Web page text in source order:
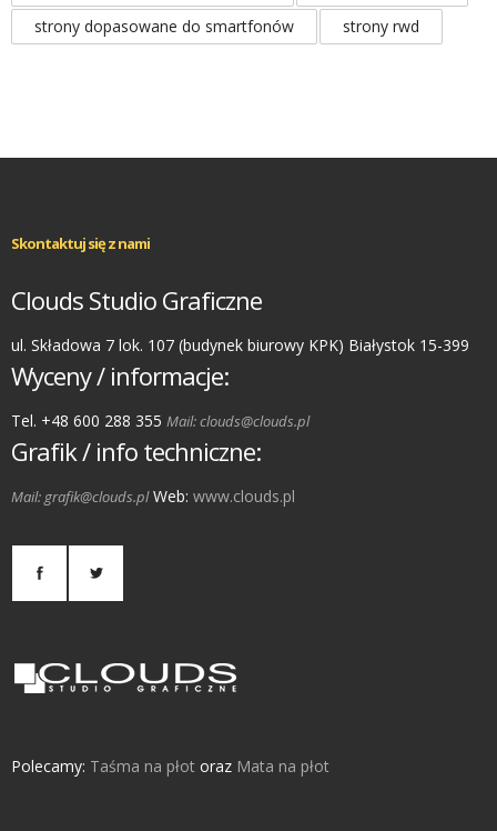
strony dopasowane do smartfonów strony rwd
Skontaktuj się z nami
Clouds Studio Graficzne
ul. Składowa 7 lok. 107 (budynek biurowy KPK) Białystok 15-399
Wyceny / informacje:
Tel. +48 600 288 355 Mail: clouds@clouds.pl
Grafik / info techniczne:
Mail: grafik@clouds.plWeb: www.clouds.pl
Polecamy: Taśma na płot oraz Mata na płot